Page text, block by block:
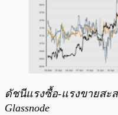
ดัชนีแรงซื้อ-แรงขายสะ
Glassnode